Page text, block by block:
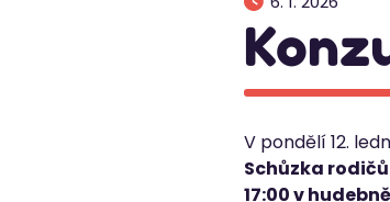
V pondělí 12.
Schůzka
17:00 v hudebně